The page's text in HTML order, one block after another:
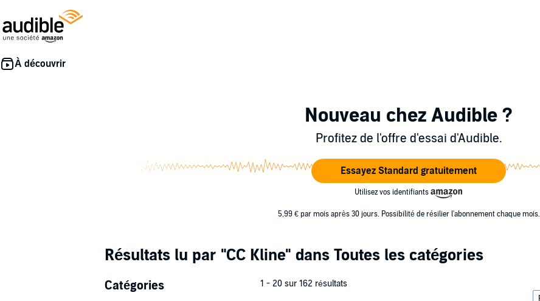
Nouveau chez Audible ?
Profitez de l'offre d'essai d'Audible.
Essayez Standard gratuitement
Utilisez vos identifiants
5,99 € par mois après 30 jours. Possibilité de résilier l'abonnement chaque mois.
Résultats lu par "CC Kline" dans Toutes les catégories
Catégories 1 - 20 sur 162 résultats